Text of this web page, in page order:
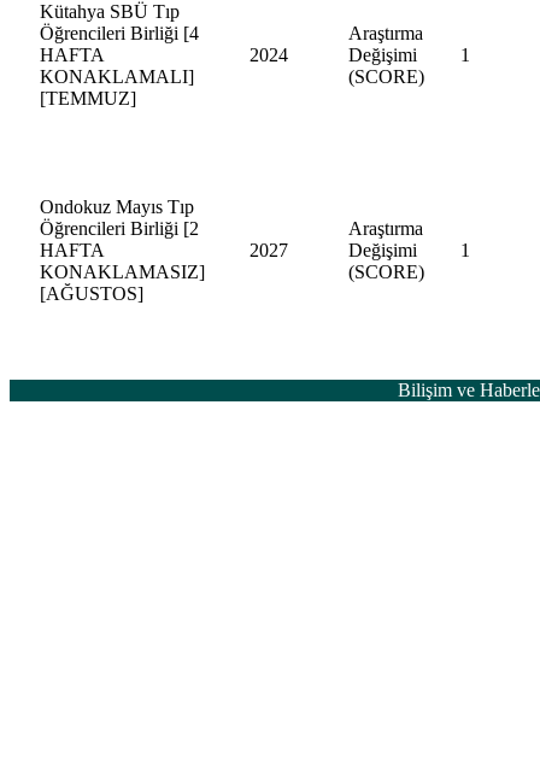
Kütahya SBÜ Tıp
Öğrencileri Birliği [4
HAFTA
KONAKLAMALI]
[TEMMUZ]
2024
Araştırma
Değişimi
(SCORE)
1
Ondokuz Mayıs Tıp
Öğrencileri Birliği [2
HAFTA
KONAKLAMASIZ]
[AĞUSTOS]
2027
Araştırma
Değişimi
(SCORE)
1
Bilişim ve